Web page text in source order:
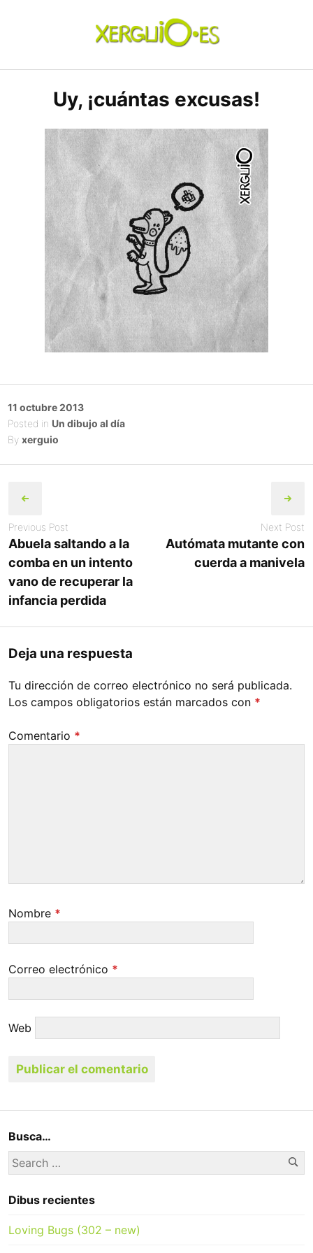
xerguio.ES | ilustración
Uy, ¡cuántas excusas!
Posted
on
11 octubre 2013
Posted in Un dibujo al día
By xerguio
navigation
Previous Post
Abuela saltando a la
comba en un intento
vano de recuperar la
infancia perdida
Next Post
Autómata mutante con
cuerda a manivela
Deja una respuesta
Tu dirección de correo electrónico no será publicada.
Los campos obligatorios están marcados con *
Comentario *
Nombre *
Correo electrónico *
Web
Busca…
Search
for:
Dibus recientes
Loving Bugs (302 – new)